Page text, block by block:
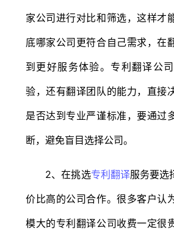
家公司进行对比和筛选，这样才
底哪家公司更符合自己需求，在
到更好服务体验。专利翻译公
验，还有翻译团队的能力，直接
是否达到专业严谨标准，要通过
断，避免盲目选择公司。
2、在挑选专利翻译服务要选
价比高的公司合作。很多客户认
模大的专利翻译公司收费一定很